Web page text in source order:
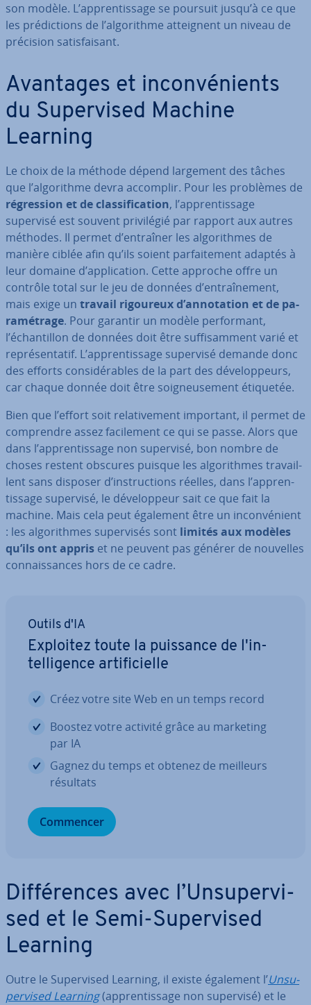
son modèle. L’ap­pren­tis­sage se poursuit jusqu’à ce que
les pré­dic­tions de l’al­go­rithme at­teig­nent un niveau de
précision sa­tis­fai­sant.
Avantages et in­con­vé­nients
du Su­per­vi­sed Machine
Learning
Le choix de la méthode dépend largement des tâches
que l’al­go­rithme devra accomplir. Pour les problèmes de
ré­gres­sion et de clas­si­fi­ca­tion, l’ap­pren­tis­sage
supervisé est souvent pri­vi­lé­gié par rapport aux autres
méthodes. Il permet d’entraîner les al­go­rithmes de
manière ciblée afin qu’ils soient par­fai­te­ment adaptés à
leur domaine d’ap­pli­ca­tion. Cette approche offre un
contrôle total sur le jeu de données d’en­traî­ne­ment,
mais exige un travail rigoureux d’an­no­ta­tion et de pa­
ra­mé­trage. Pour garantir un modèle per­for­mant,
l’échan­til­lon de données doit être suf­fi­sam­ment varié et
re­pré­sen­ta­tif. L’ap­pren­tis­sage supervisé demande donc
des efforts con­si­dé­rables de la part des dé­ve­lop­peurs,
car chaque donnée doit être soig­neu­se­ment étiquetée.
Bien que l’effort soit re­la­ti­ve­ment important, il permet de
com­prendre assez fa­ci­le­ment ce qui se passe. Alors que
dans l’ap­pren­tis­sage non supervisé, bon nombre de
choses restent obscures puisque les al­go­rithmes tra­vail­
lent sans disposer d’ins­truc­tions réelles, dans l’ap­pren­
tis­sage supervisé, le dé­ve­lop­peur sait ce que fait la
machine. Mais cela peut également être un in­con­vé­nient
: les al­go­rithmes su­per­vi­sés sont limités aux modèles
qu’ils ont appris et ne peuvent pas générer de nouvelles
con­nais­sances hors de ce cadre.
Outils d'IA
Exploitez toute la puissance de l'in­
tel­li­gence ar­ti­fi­cielle
Créez votre site Web en un temps record
Boostez votre activité grâce au marketing
par IA
Gagnez du temps et obtenez de meilleurs
résultats
Commencer
Dif­fé­rences avec l’Un­su­per­vi­
sed et le Semi-Su­per­vi­sed
Learning
Outre le Su­per­vi­sed Learning, il existe également l’Un­su­
per­vi­sed Learning(ap­pren­tis­sage non supervisé) et le